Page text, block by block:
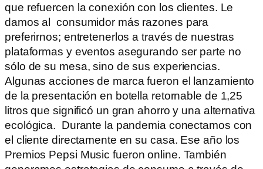
que refuercen la conexión con los clientes. Le
damos al consumidor más razones para
preferirnos; entretenerlos a través de nuestras
plataformas y eventos asegurando ser parte no
sólo de su mesa, sino de sus experiencias.
Algunas acciones de marca fueron el lanzamiento
de la presentación en botella retornable de 1,25
litros que significó un gran ahorro y una alternativa
ecológica. Durante la pandemia conectamos con
el cliente directamente en su casa. Ese año los
Premios Pepsi Music fueron online. También